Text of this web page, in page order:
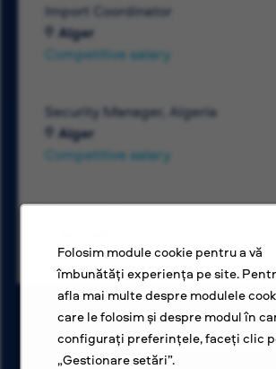
Folosim module cookie pentru a vă
îmbunătăți experiența pe site.
afla mai multe despre modulele
care le folosim și despre modul în
configurați preferințele, faceți clic
„Gestionare setări”.
Import Coordinator
Alger
Competitive salary
Security Manager, Algeria
Alger
Competitive salary
Electrical Engineer
Competitive salary
Vizualizare mai multe locuri